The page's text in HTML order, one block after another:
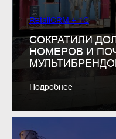
RetailCRM + 1C
СОКРАТИЛИ
НОМЕРОВ И
Подробнее